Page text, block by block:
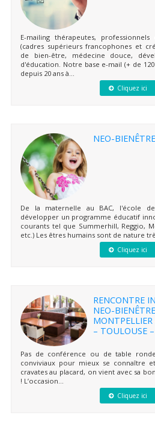
E-mailing thérapeutes,
(cadres supérieurs francophones et
de bien-être, médecine douce,
d'éducation. Notre base e-mail (+ de
depuis 20 ans à...
Cliquez ici
NEO-
De la maternelle au BAC, l'école
développer un programme éducatif
courants tel que Summerhill, Reggio,
etc.) Les êtres humains sont de nature
Cliquez ici
RENCONTRE
NEO-
– TOULOUSE
Pas de conférence ou de table
conviviaux pour mieux se connaître
cravates au placard, on vient avec sa
! L’occasion...
Cliquez ici